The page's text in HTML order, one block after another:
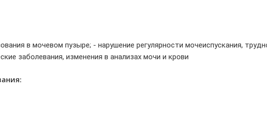
в мочевом пузыре; - нарушение регулярности мочеиспускания,
заболевания, изменения в анализах мочи и крови